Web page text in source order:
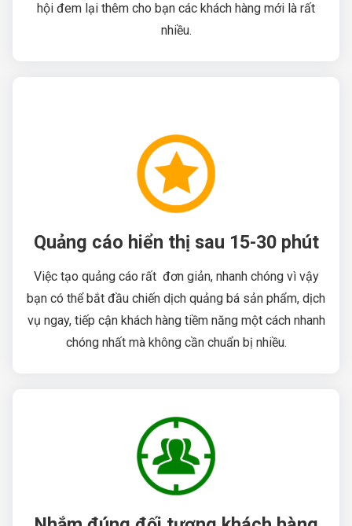
hội đem lại thêm cho bạn các khách hàng mới là rất
nhiều.
Quảng cáo hiển thị sau 15-30 phút
Việc tạo quảng cáo rất đơn giản, nhanh chóng vì vậy
bạn có thể bắt đầu chiến dịch quảng bá sản phẩm, dịch
vụ ngay, tiếp cận khách hàng tiềm năng một cách nhanh
chóng nhất mà không cần chuẩn bị nhiều.